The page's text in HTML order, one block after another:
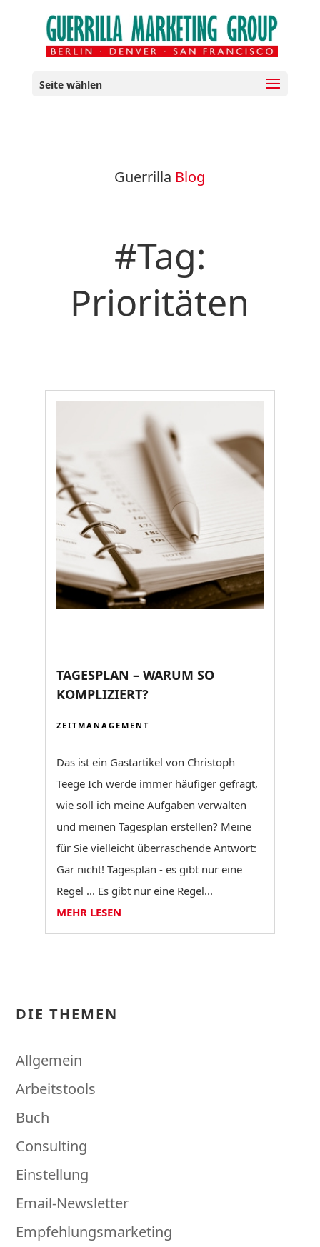
Seite wählen
Guerrilla Blog
#Tag:
Prioritäten
TAGESPLAN – WARUM SO
KOMPLIZIERT?
ZEITMANAGEMENT
Das ist ein Gastartikel von Christoph
Teege Ich werde immer häufiger gefragt,
wie soll ich meine Aufgaben verwalten
und meinen Tagesplan erstellen? Meine
für Sie vielleicht überraschende Antwort:
Gar nicht! Tagesplan - es gibt nur eine
Regel ... Es gibt nur eine Regel...
MEHR LESEN
DIE THEMEN
Allgemein
Arbeitstools
Buch
Consulting
Einstellung
Email-Newsletter
Empfehlungsmarketing